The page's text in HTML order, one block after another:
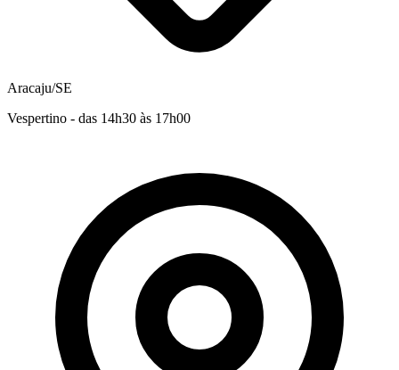
Aracaju/SE
Vespertino - das 14h30 às 17h00